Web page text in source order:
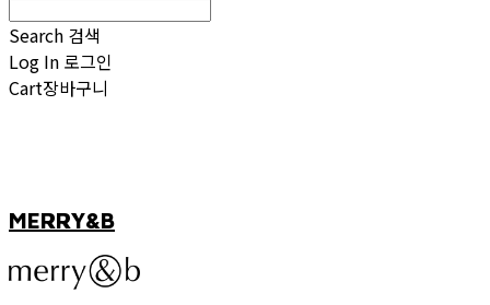
Search 검색
Log In 로그인
Cart장바구니
MERRY&B